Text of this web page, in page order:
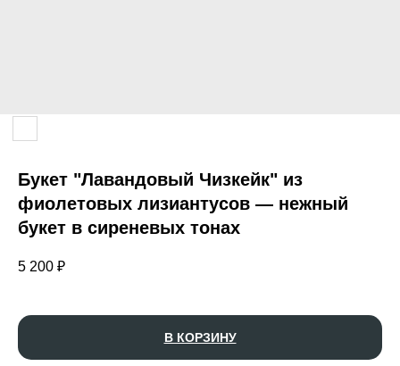
Букет "Лавандовый Чизкейк" из
фиолетовых лизиантусов — нежный
букет в сиреневых тонах
5 200 ₽
В КОРЗИНУ